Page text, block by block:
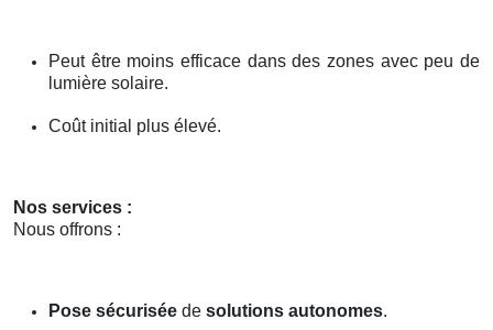
Peut être moins efficace dans des zones avec peu de
lumière solaire.
Coût initial plus élevé.
Nos services :
Nous offrons :
Pose sécurisée de solutions autonomes.